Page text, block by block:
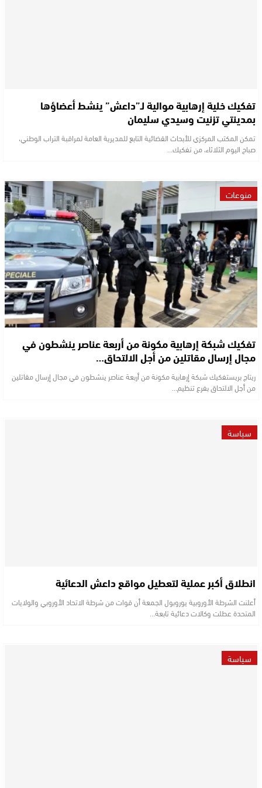
تفكيك خلية إرهابية موالية لـ”داعش” ينشط أعضاؤها
بمدينتي تزنيت وسيدي سليمان
تمكن المكتب المركزي للأبحاث القضائية التابع للمديرية العامة لمراقبة التراب الوطني،
صباح اليوم الثلاثاء، من تفكيك…
منوعات
تفكيك شبكة إرهابية مكونة من أربعة عناصر ينشطون في
مجال إرسال مقاتلين من أجل الالتحاق…
ريتاج بريستفكيك شبكة إرهابية مكونة من أربعة عناصر ينشطون في مجال إرسال مقاتلين
من أجل الالتحاق بفرع تنظيم…
سياسة
انطلاق أكبر عملية لتعطيل مواقع داعش الدعائية
أعلنت الشرطة الأوروبية يوروبول الجمعة أن قوات من شرطة الاتحاد الأوروبي والولايات
المتحدة عطلت وكالات دعائية تابعة…
سياسة